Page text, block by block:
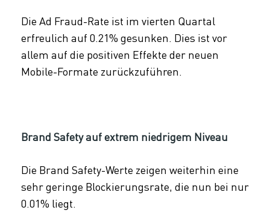
Die Ad Fraud-Rate ist im vierten Quartal
erfreulich auf 0.21% gesunken. Dies ist vor
allem auf die positiven Effekte der neuen
Mobile-Formate zurückzuführen.
Brand Safety auf extrem niedrigem Niveau
Die Brand Safety-Werte zeigen weiterhin eine
sehr geringe Blockierungsrate, die nun bei nur
0.01% liegt.